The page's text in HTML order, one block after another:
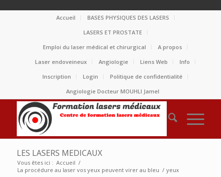
Accueil
BASES PHYSIQUES DES LASERS
LASERS ET PROSTATE
Emploi du laser médical et chirurgical
A propos
Laser endoveineux
Angiologie Liens Web
Info
Inscription
Login
Politique de confidentialité
Angiologie Docteur MOUHLI Jamel
LES LASERS MEDICAUX
Vous êtes ici : Accueil /
La procédure au laser vos yeux peuvent virer au bleu / yeux